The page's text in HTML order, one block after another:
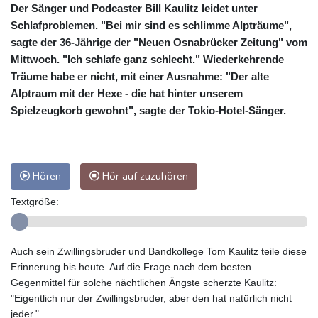
Der Sänger und Podcaster Bill Kaulitz leidet unter
Schlafproblemen. "Bei mir sind es schlimme Alpträume",
sagte der 36-Jährige der "Neuen Osnabrücker Zeitung" vom
Mittwoch. "Ich schlafe ganz schlecht." Wiederkehrende
Träume habe er nicht, mit einer Ausnahme: "Der alte
Alptraum mit der Hexe - die hat hinter unserem
Spielzeugkorb gewohnt", sagte der Tokio-Hotel-Sänger.
Hören Hör auf zuzuhören
Textgröße:
Auch sein Zwillingsbruder und Bandkollege Tom Kaulitz teile diese
Erinnerung bis heute. Auf die Frage nach dem besten
Gegenmittel für solche nächtlichen Ängste scherzte Kaulitz:
"Eigentlich nur der Zwillingsbruder, aber den hat natürlich nicht
jeder."